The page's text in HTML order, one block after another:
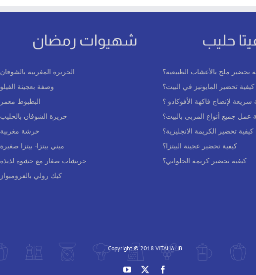
حليب
تحضير ملح بالأعشاب الطبيعية؟
كيفية تحضير المايونيز في البيت؟
لإنضاج فاكهة الأفوكادو ؟
عمل جميع أنواع المربى بالبيت؟
كيفية تحضير الكريمة الانجليزية؟
كيفية تحضير عجينة البيتزا؟
كيفية تحضير كريمة الحلواني؟
شهيوات رمضان
الحريرة المغربية بالشوفان
وصفة بعجينة الفيلو
البطبوط معمر
حريرة الشوفان بالحليب
حرشة مغربية
ميني بيتزا- بيتزا صغيرة
حريشات صغار مع حشوة لذيذة
كيك رولي بالفرومبواز
Copyright © 2018 VITAHALIB
Facebook
X
YouTube